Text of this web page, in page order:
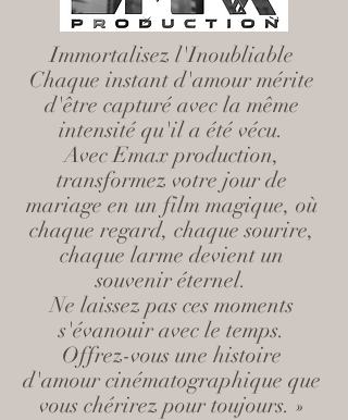
Immortalisez l'Inoubliable
Chaque instant d'amour mérite
d'être capturé avec la même
intensité qu'il a été vécu.
Avec Emax production,
transformez votre jour de
mariage en un film magique, où
chaque regard, chaque sourire,
chaque larme devient un
souvenir éternel.
Ne laissez pas ces moments
s'évanouir avec le temps.
Offrez-vous une histoire
d'amour cinématographique que
vous chérirez pour toujours. »